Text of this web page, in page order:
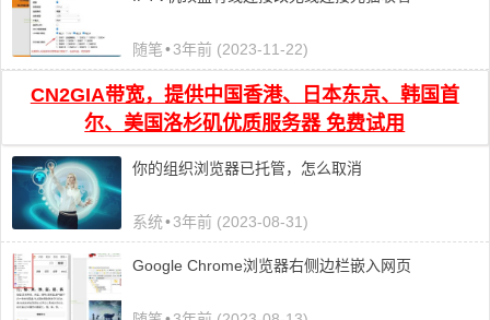
随笔•3年前 (2023-11-22)
CN2GIA带宽，提供中国香港、日本东京、韩国首
尔、美国洛杉矶优质服务器 免费试用
你的组织浏览器已托管，怎么取消
系统•3年前 (2023-08-31)
Google Chrome浏览器右侧边栏嵌入网页